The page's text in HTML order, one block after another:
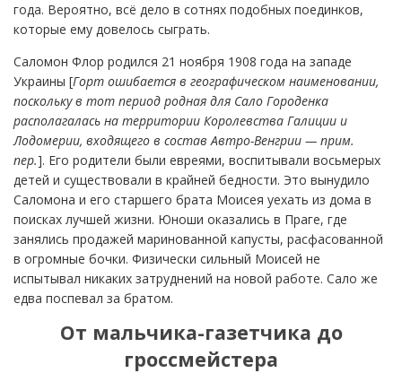
года. Вероятно, всё дело в сотнях подобных поединков,
которые ему довелось сыграть.
Саломон Флор родился 21 ноября 1908 года на западе
Украины [Горт ошибается в географическом наименовании,
поскольку в тот период родная для Сало Городенка
располагалась на территории Королевства Галиции и
Лодомерии, входящего в состав Автро-Венгрии — прим.
пер.]. Его родители были евреями, воспитывали восьмерых
детей и существовали в крайней бедности. Это вынудило
Саломона и его старшего брата Моисея уехать из дома в
поисках лучшей жизни. Юноши оказались в Праге, где
занялись продажей маринованной капусты, расфасованной
в огромные бочки. Физически сильный Моисей не
испытывал никаких затруднений на новой работе. Сало же
едва поспевал за братом.
От мальчика-газетчика до
гроссмейстера